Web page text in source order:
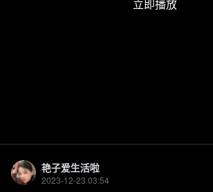
艳子爱生活啦
2023-12-23 03:54